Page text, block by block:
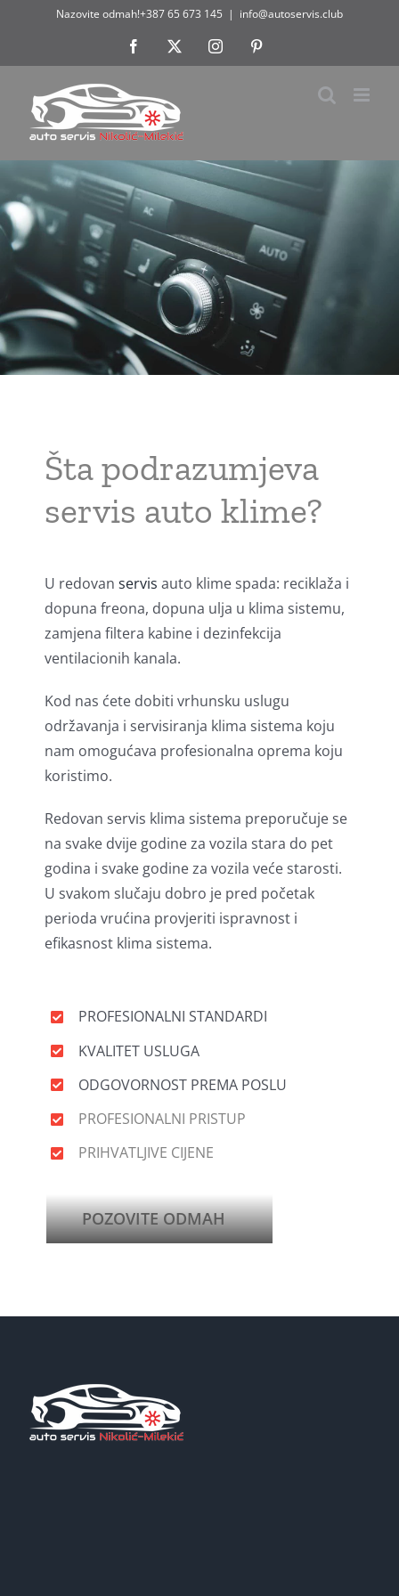
content
Nazovite odmah!+387 65 673 145 | info@autoservis.club
Facebook Instagram
Šta podrazumjeva
servis auto klime?
U redovan servis auto klime spada: reciklaža i
dopuna freona, dopuna ulja u klima sistemu,
zamjena filtera kabine i dezinfekcija
ventilacionih kanala.
Kod nas ćete dobiti vrhunsku uslugu
održavanja i servisiranja klima sistema koju
nam omogućava profesionalna oprema koju
koristimo.
Redovan servis klima sistema preporučuje se
na svake dvije godine za vozila stara do pet
godina i svake godine za vozila veće starosti.
U svakom slučaju dobro je pred početak
perioda vrućina provjeriti ispravnost i
efikasnost klima sistema.
PROFESIONALNI STANDARDI
KVALITET USLUGA
ODGOVORNOST PREMA POSLU
PROFESIONALNI PRISTUP
PRIHVATLJIVE CIJENE
POZOVITE ODMAH